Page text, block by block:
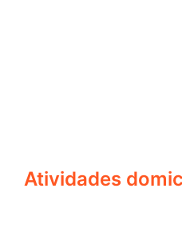
Atividades